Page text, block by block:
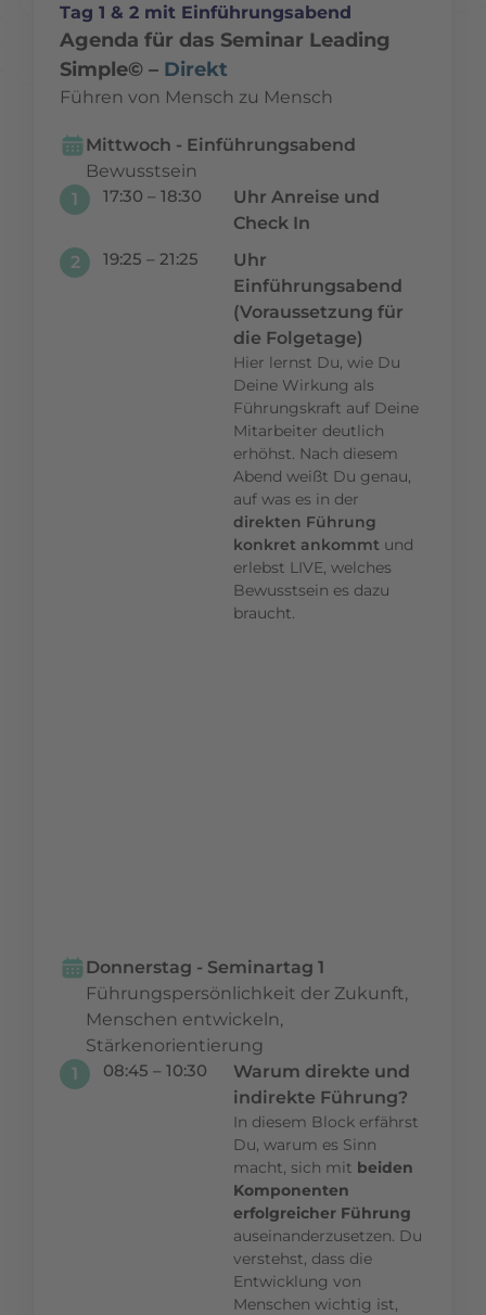
Tag 1 & 2 mit Einführungsabend
Agenda für das Seminar Leading
Simple© – Direkt
Führen von Mensch zu Mensch
Mittwoch - Einführungsabend
Bewusstsein
1
17:30 – 18:30
Uhr Anreise und
Check In
2
19:25 – 21:25
Uhr
Einführungsabend
(Voraussetzung für
die Folgetage)
Hier lernst Du, wie Du
Deine Wirkung als
Führungskraft auf Deine
Mitarbeiter deutlich
erhöhst. Nach diesem
Abend weißt Du genau,
auf was es in der
direkten Führung
konkret ankommt und
erlebst LIVE, welches
Bewusstsein es dazu
braucht.
Donnerstag - Seminartag 1
Führungspersönlichkeit der Zukunft,
Menschen entwickeln,
Stärkenorientierung
1
08:45 – 10:30
Warum direkte und
indirekte Führung?
In diesem Block erfährst
Du, warum es Sinn
macht, sich mit beiden
Komponenten
erfolgreicher Führung
auseinanderzusetzen. Du
verstehst, dass die
Entwicklung von
Menschen wichtig ist,